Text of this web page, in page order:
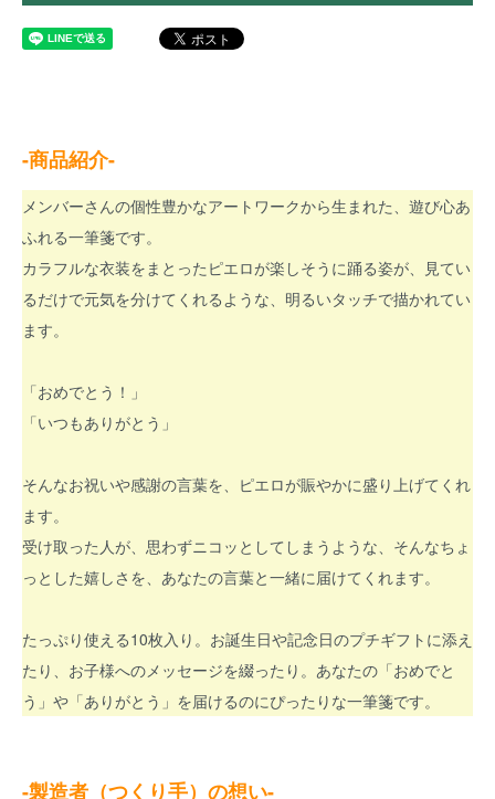
-商品紹介-
メンバーさんの個性豊かなアートワークから生まれた、遊び心あ
ふれる一筆箋です。
カラフルな衣装をまとったピエロが楽しそうに踊る姿が、見てい
るだけで元気を分けてくれるような、明るいタッチで描かれてい
ます。
「おめでとう！」
「いつもありがとう」
そんなお祝いや感謝の言葉を、ピエロが賑やかに盛り上げてくれ
ます。
受け取った人が、思わずニコッとしてしまうような、そんなちょ
っとした嬉しさを、あなたの言葉と一緒に届けてくれます。
たっぷり使える10枚入り。お誕生日や記念日のプチギフトに添え
たり、お子様へのメッセージを綴ったり。あなたの「おめでと
う」や「ありがとう」を届けるのにぴったりな一筆箋です。
-製造者（つくり手）の想い-